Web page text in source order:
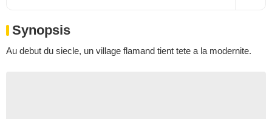
Synopsis
Au debut du siecle, un village flamand tient tete a la modernite.